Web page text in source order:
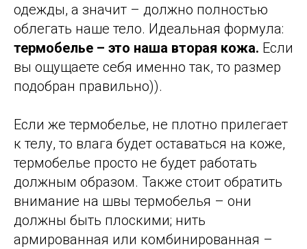
одежды, а значит – должно полностью
облегать наше тело. Идеальная формула:
термобелье – это наша вторая кожа. Если
вы ощущаете себя именно так, то размер
подобран правильно)).
Если же термобелье, не плотно прилегает
к телу, то влага будет оставаться на коже,
термобелье просто не будет работать
должным образом. Также стоит обратить
внимание на швы термобелья – они
должны быть плоскими; нить
армированная или комбинированная –